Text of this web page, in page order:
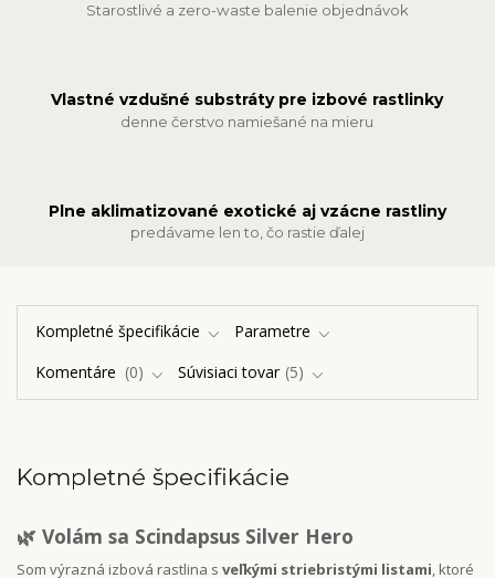
Starostlivé a zero-waste balenie objednávok
Vlastné vzdušné substráty pre izbové rastlinky
denne čerstvo namiešané na mieru
Plne aklimatizované exotické aj vzácne rastliny
predávame len to, čo rastie ďalej
Kompletné špecifikácie
Parametre
Komentáre
0 Súvisiaci tovar 5
Kompletné špecifikácie
🌿 Volám sa Scindapsus Silver Hero
Som výrazná izbová rastlina s veľkými striebristými listami, ktoré